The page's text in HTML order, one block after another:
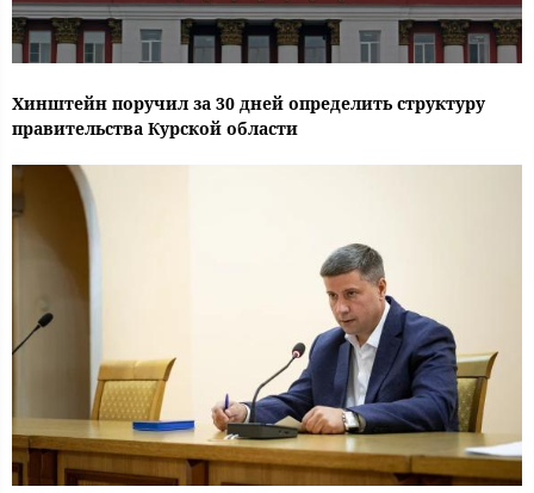
Хинштейн поручил за 30 дней определить структуру
правительства Курской области